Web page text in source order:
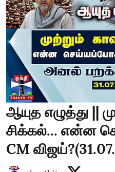
ஆயுத எழுத்து ||
சிக்கல்... என்ன
CM